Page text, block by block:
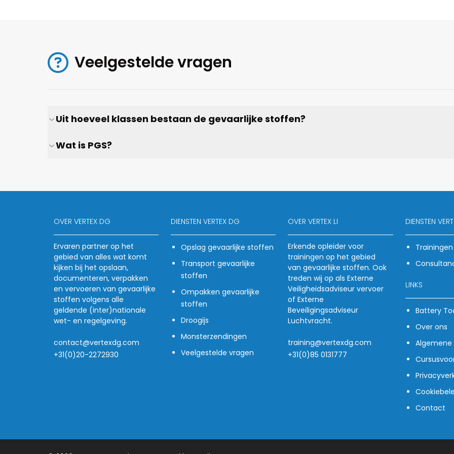
Veelgestelde vragen
Uit hoeveel klassen bestaan de gevaarlijke stoffen?
Wat is PGS?
OVER VERTEX DG
Ervaren partner op het
gebied van alles wat komt
kijken bij het opslaan,
documenteren, verpakken
en vervoeren van gevaarlijke
stoffen volgens alle
geldende (inter)nationale
wet- en regelgeving.
contact@vertexdg.com
+31(0)20-2272930
DIENSTEN VERTEX DG
Opslag gevaarlijke stoffen
Transport gevaarlijke
stoffen
Ompakken gevaarlijke
stoffen
Droogijs
Monsterzendingen
Veelgestelde vragen
OVER VERTEX LI
Erkende opleider voor
trainingen op het gebied
van gevaarlijke stoffen. Ook
treden wij op als Externe
Veiligheidsadviseur vervoer
of Externe
Beveiligingsadviseur
Luchtvracht.
training@vertexdg.com
+31(0)85 0131777
DIENSTEN
Trainingen
LINKS
Battery
Over ons
Algemene
Contact